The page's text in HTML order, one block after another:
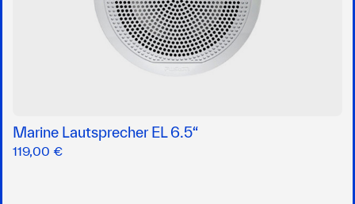
Marine Lautsprecher EL 6.5“
119,00 €